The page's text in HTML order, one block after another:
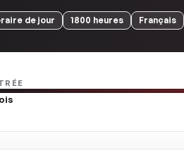
de jour 1800 heures Français